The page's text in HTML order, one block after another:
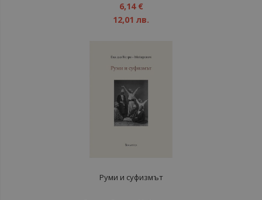
6,14 €
12,01 лв.
Руми и суфизмът